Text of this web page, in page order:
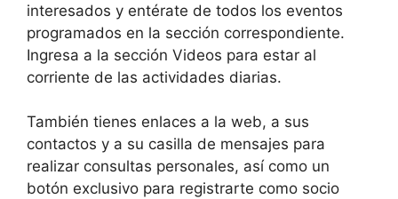
interesados y entérate de todos los eventos
programados en la sección correspondiente.
Ingresa a la sección Videos para estar al
corriente de las actividades diarias.
También tienes enlaces a la web, a sus
contactos y a su casilla de mensajes para
realizar consultas personales, así como un
botón exclusivo para registrarte como socio